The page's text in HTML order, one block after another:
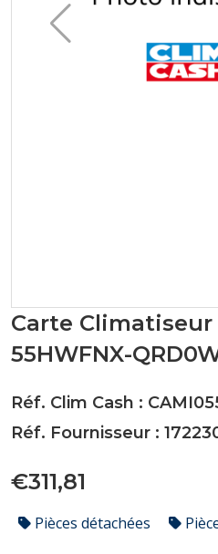
Carte Climatiseur
55HWFNX-
Réf. Clim Cash :
Réf. Fournisseur :
€311,81
Pièces détachées